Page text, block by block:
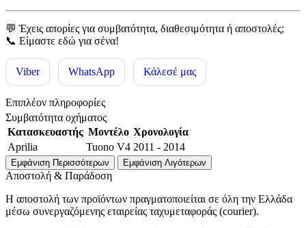
💬 Έχεις απορίες για συμβατότητα, διαθεσιμότητα ή αποστολές;
📞 Είμαστε εδώ για σένα!
Viber WhatsApp Κάλεσέ μας
Επιπλέον πληροφορίες
Συμβατότητα οχήματος
Κατασκευαστής Μοντέλο Χρονολογία
Aprilia
Tuono V4 2011 - 2014
Αποστολή & Παράδοση
Η αποστολή των προϊόντων πραγματοποιείται σε όλη την Ελλάδα
μέσω συνεργαζόμενης εταιρείας ταχυμεταφοράς (courier).